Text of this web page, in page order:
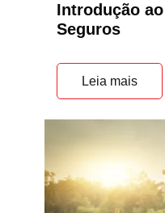
Introdução
Seguros
Leia mais